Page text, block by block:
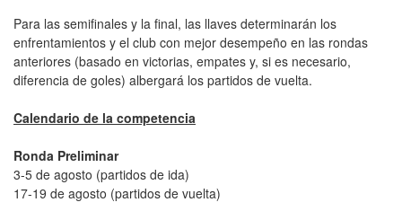
Para las semifinales y la final, las llaves determinarán los
enfrentamientos y el club con mejor desempeño en las rondas
anteriores (basado en victorias, empates y, si es necesario,
diferencia de goles) albergará los partidos de vuelta.
Calendario de la competencia
Ronda Preliminar
3-5 de agosto (partidos de ida)
17-19 de agosto (partidos de vuelta)